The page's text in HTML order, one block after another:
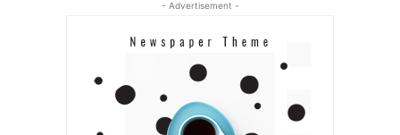
- Advertisement -